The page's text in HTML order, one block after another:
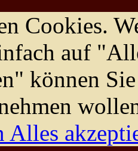
Cookies.
auf
können
Alles